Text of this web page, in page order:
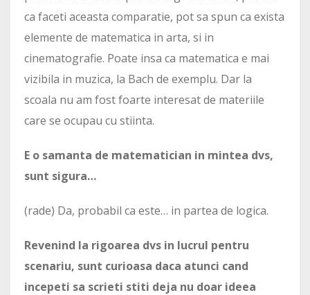
ca faceti aceasta comparatie, pot sa spun ca exista
elemente de matematica in arta, si in
cinematografie. Poate insa ca matematica e mai
vizibila in muzica, la Bach de exemplu. Dar la
scoala nu am fost foarte interesat de materiile
care se ocupau cu stiinta.
E o samanta de matematician in mintea dvs,
sunt sigura…
(rade) Da, probabil ca este… in partea de logica.
Revenind la rigoarea dvs in lucrul pentru
scenariu, sunt curioasa daca atunci cand
incepeti sa scrieti stiti deja nu doar ideea